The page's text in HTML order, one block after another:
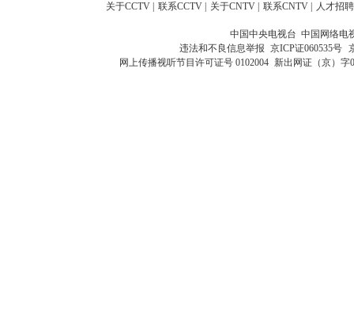
关于CCTV 联系CCTV 关于CNTV 联系CNTV 人才招聘
中国中央电视台 中国网络电
违法和不良信息举报 京ICP证060535号
网上传播视听节目许可证号 0102004 新出网证（京）